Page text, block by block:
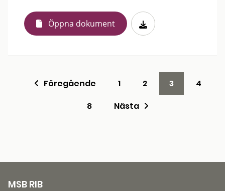
Öppna dokument
Föregående 1 2 3
4
8
Nästa
MSB RIB